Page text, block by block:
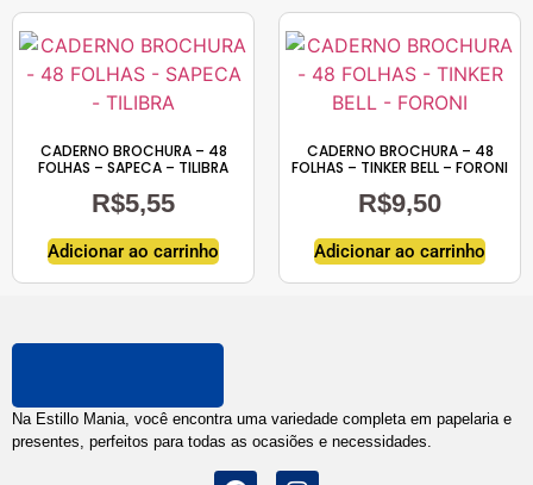
CADERNO BROCHURA – 48
FOLHAS – SAPECA – TILIBRA
R$5,55
Adicionar ao carrinho
CADERNO BROCHURA – 48
FOLHAS – TINKER BELL – FORONI
R$9,50
Adicionar ao carrinho
Na Estillo Mania, você encontra uma variedade completa em papelaria e
presentes, perfeitos para todas as ocasiões e necessidades.